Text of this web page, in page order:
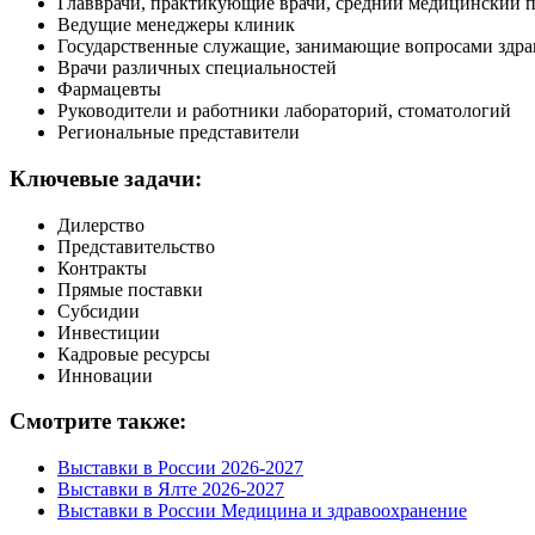
Ведущие менеджеры клиник
Государственные служащие, занимающие вопросами
Врачи различных специальностей
Фармацевты
Руководители и работники лабораторий, стоматологий
Региональные представители
Ключевые задачи:
Дилерство
Представительство
Контракты
Прямые поставки
Субсидии
Инвестиции
Кадровые ресурсы
Инновации
Смотрите также:
Выставки в России 2026-2027
Выставки в Ялте 2026-2027
Выставки в России Медицина и здравоохранение